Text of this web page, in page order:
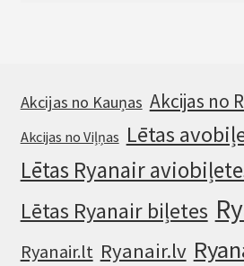
Akcijas no Kauņas Akcijas no
Akcijas no Viļņas Lētas
Lētas Ryanair
Lētas Ryanair biļetes
Ryanair.lt Ryanair.lv